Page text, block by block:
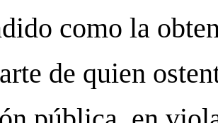
como la
de quien